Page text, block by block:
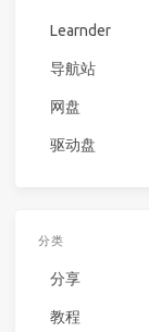
Learnder
导航站
网盘
驱动盘
分类
分享
教程